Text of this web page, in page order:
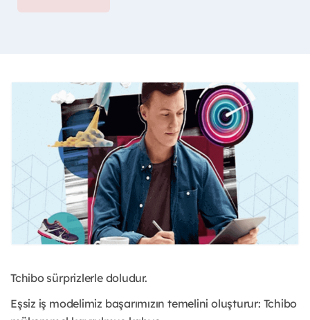
Tchibo sürprizlerle doludur.
Eşsiz iş modelimiz başarımızın temelini oluşturur: Tchibo